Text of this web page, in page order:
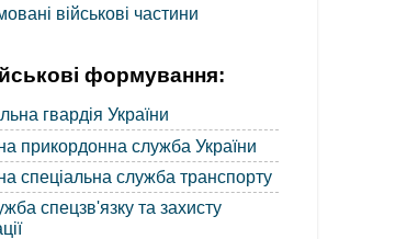
військові частини
формування:
гвардія України
прикордонна служба України
спеціальна служба транспорту
спецзв'язку та захисту